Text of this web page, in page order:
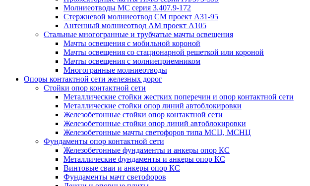
Молниеотводы МС серия 3.407.9-172
Стержневой молниеотвод СМ проект А31-95
Антенный молниеотвод АМ проект А105
Стальные многогранные и трубчатые мачты освещения
Мачты освещения с мобильной короной
Мачты освещения со стационарной решеткой или короной
Мачты освещения с молниеприемником
Многогранные молниеотводы
Опоры контактной сети железных дорог
Стойки опор контактной сети
Металлические стойки жестких поперечин и опор контактной сети
Металлические стойки опор линий автоблокировки
Железобетонные стойки опор контактной сети
Железобетонные стойки опор линий автоблокировки
Железобетонные мачты светофоров типа МСЦ, МСНЦ
Фундаменты опор контактной сети
Железобетонные фундаменты и анкеры опор КС
Металлические фундаменты и анкеры опор КС
Винтовые сваи и анкеры опор КС
Фундаменты мачт светофоров